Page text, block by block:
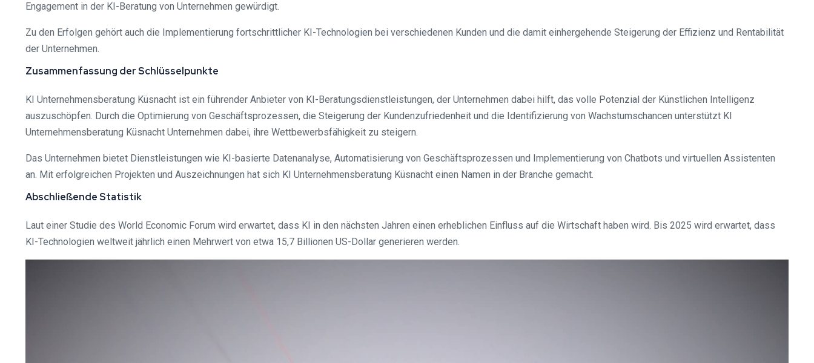
Engagement in der KI-Beratung von Unternehmen gewürdigt.
Zu den Erfolgen gehört auch die Implementierung fortschrittlicher KI-Technologien bei verschiedenen Kunden und die damit einhergehende Steigerung der Effizienz und Rentabilität
der Unternehmen.
Zusammenfassung der Schlüsselpunkte
KI Unternehmensberatung Küsnacht ist ein führender Anbieter von KI-Beratungsdienstleistungen, der Unternehmen dabei hilft, das volle Potenzial der Künstlichen Intelligenz
auszuschöpfen. Durch die Optimierung von Geschäftsprozessen, die Steigerung der Kundenzufriedenheit und die Identifizierung von Wachstumschancen unterstützt KI
Unternehmensberatung Küsnacht Unternehmen dabei, ihre Wettbewerbsfähigkeit zu steigern.
Das Unternehmen bietet Dienstleistungen wie KI-basierte Datenanalyse, Automatisierung von Geschäftsprozessen und Implementierung von Chatbots und virtuellen Assistenten
an. Mit erfolgreichen Projekten und Auszeichnungen hat sich KI Unternehmensberatung Küsnacht einen Namen in der Branche gemacht.
Abschließende Statistik
Laut einer Studie des World Economic Forum wird erwartet, dass KI in den nächsten Jahren einen erheblichen Einfluss auf die Wirtschaft haben wird. Bis 2025 wird erwartet, dass
KI-Technologien weltweit jährlich einen Mehrwert von etwa 15,7 Billionen US-Dollar generieren werden.